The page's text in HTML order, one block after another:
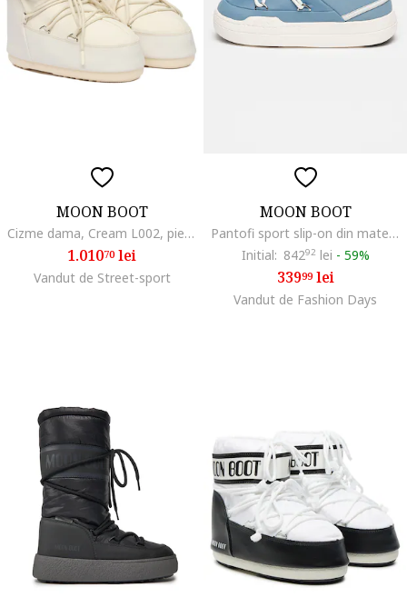
MOON BOOT
Cizme dama, Cream L002, piele ecologica, alb
1.01070lei
Vandut de Street-sport
MOON BOOT
Pantofi sport slip-on din material rezistent la apa Park Icon, Alb/Albastru prafuit
Initial: 84292 lei - 59%
33999lei
Vandut de Fashion Days